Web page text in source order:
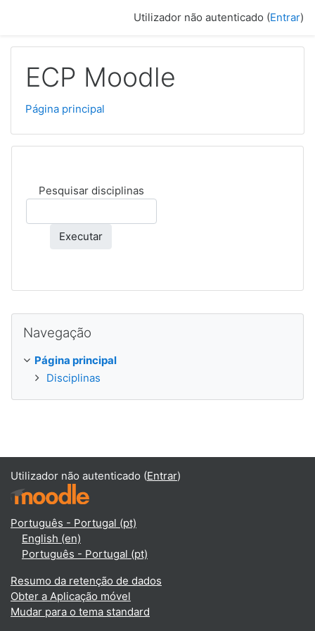
Utilizador não autenticado (Entrar)
ECP Moodle
Página principal
Pesquisar disciplinas
Executar
Navegação
Página principal
Disciplinas
Utilizador não autenticado (Entrar)
Português - Portugal ‎(pt)‎
English ‎(en)‎
Português - Portugal ‎(pt)‎
Resumo da retenção de dados
Obter a Aplicação móvel
Mudar para o tema standard